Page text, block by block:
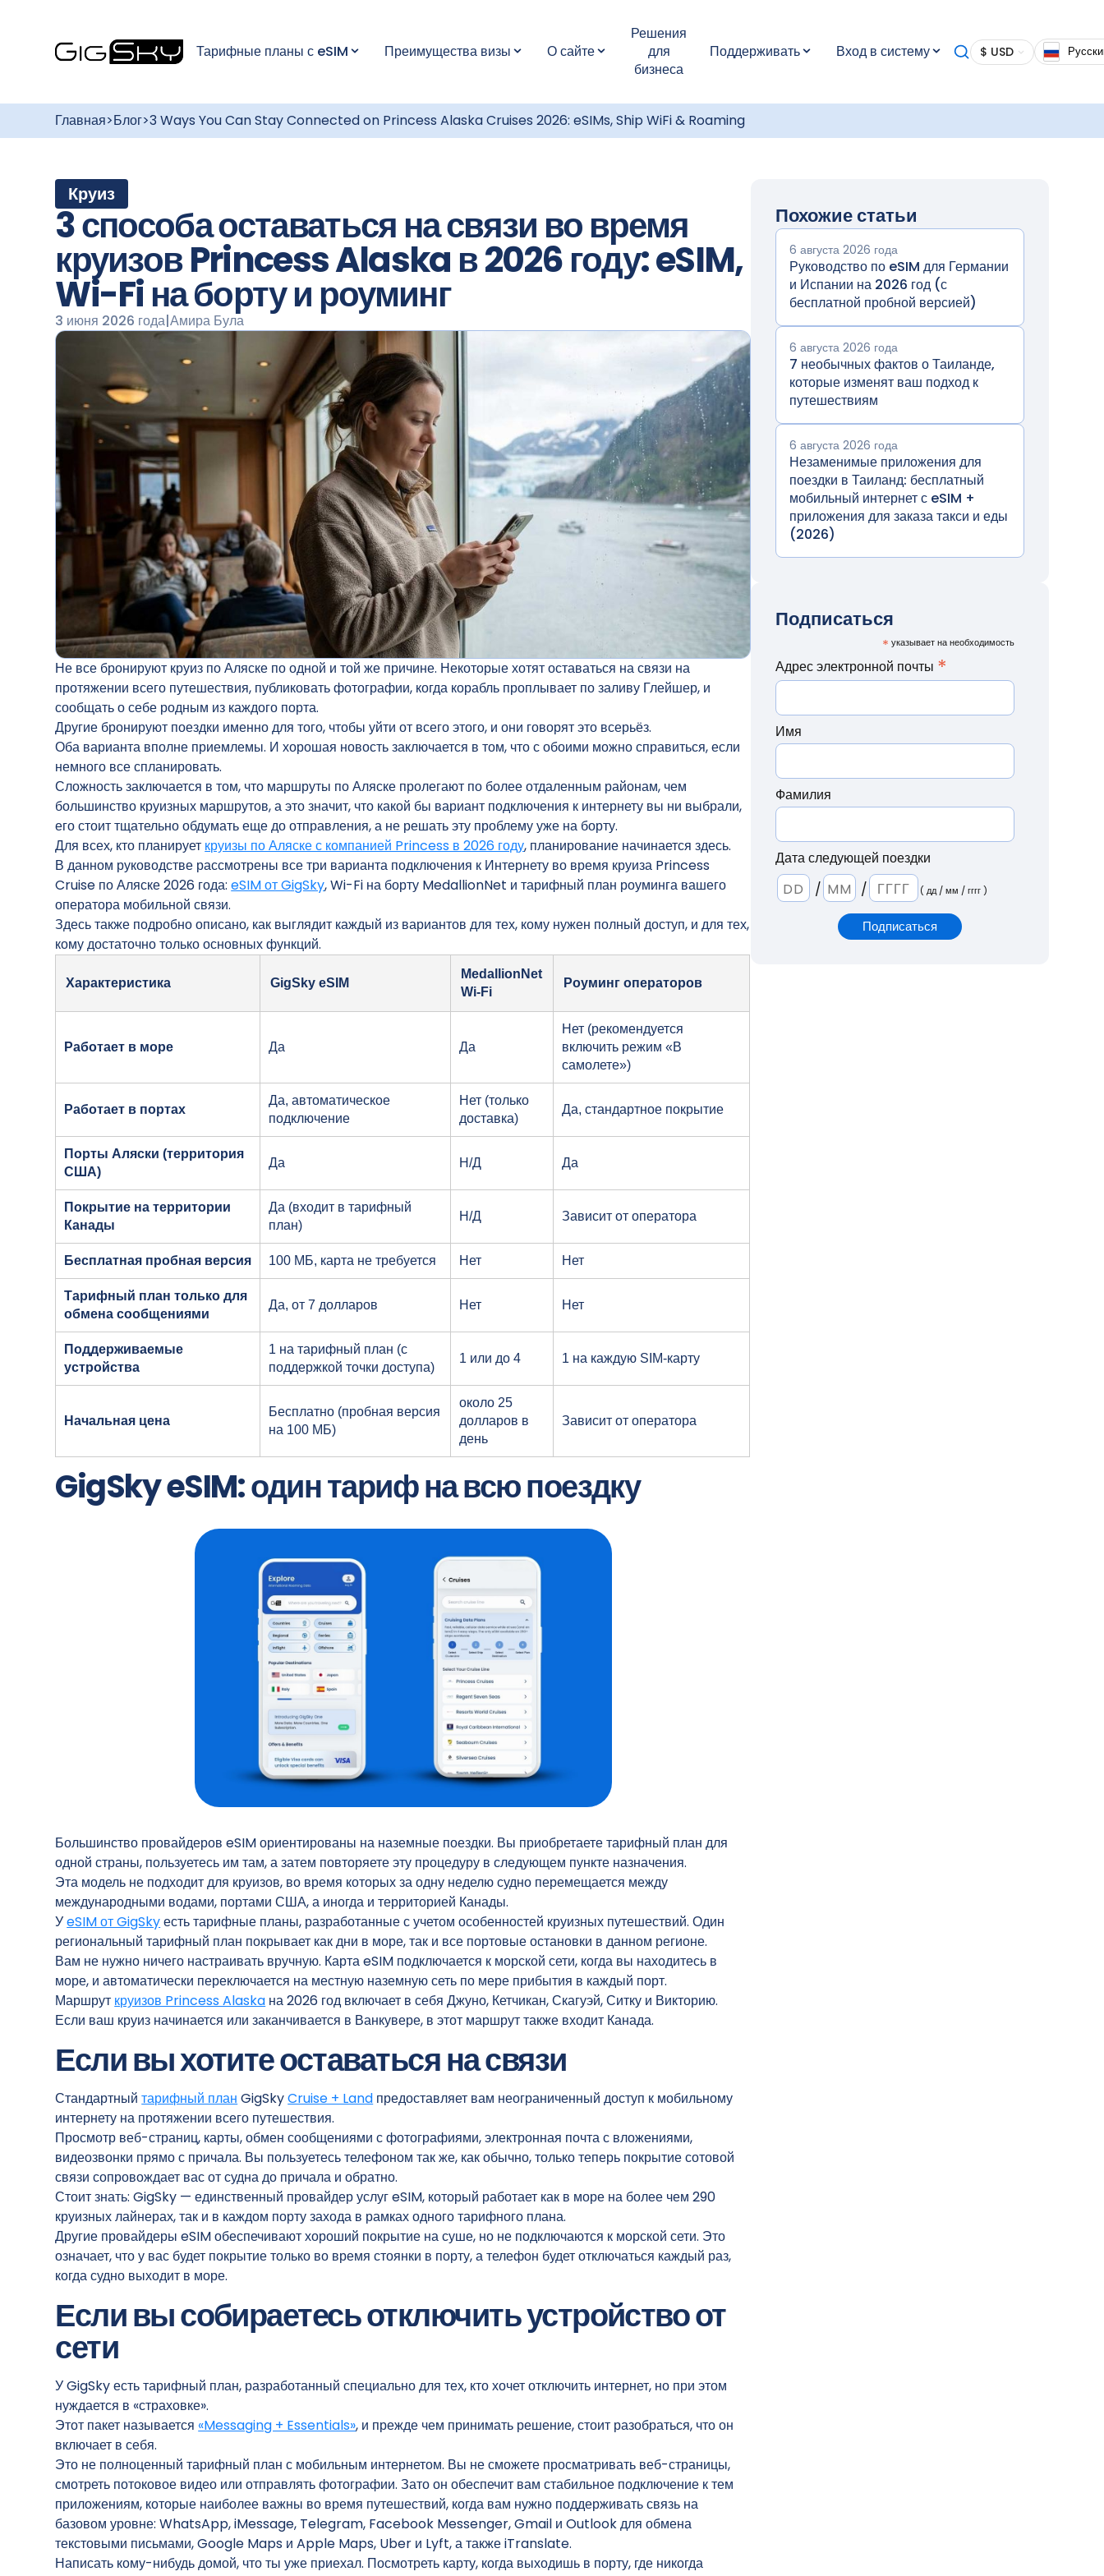
Тарифные планы с eSIM Преимущества визы О сайте
Решения
для
бизнеса
Поддерживать Вход в систему $ USD
Главная>Блог>3 Ways You Can Stay Connected on Princess Alaska Cruises 2026: eSIMs, Ship WiFi & Roaming
Круиз
3 способа оставаться на связи во время
круизов Princess Alaska в 2026 году: eSIM,
Wi-Fi на борту и роуминг
3 июня 2026 года|Амира Була
Не все бронируют круиз по Аляске по одной и той же причине. Некоторые хотят оставаться на связи на
протяжении всего путешествия, публиковать фотографии, когда корабль проплывает по заливу Глейшер, и
сообщать о себе родным из каждого порта.
Другие бронируют поездки именно для того, чтобы уйти от всего этого, и они говорят это всерьёз.
Оба варианта вполне приемлемы. И хорошая новость заключается в том, что с обоими можно справиться, если
немного все спланировать.
Сложность заключается в том, что маршруты по Аляске пролегают по более отдаленным районам, чем
большинство круизных маршрутов, а это значит, что какой бы вариант подключения к интернету вы ни выбрали,
его стоит тщательно обдумать еще до отправления, а не решать эту проблему уже на борту.
Для всех, кто планирует круизы по Аляске с компанией Princess в 2026 году, планирование начинается здесь.
В данном руководстве рассмотрены все три варианта подключения к Интернету во время круиза Princess
Cruise по Аляске 2026 года:eSIM от GigSky, Wi-Fi на борту MedallionNet и тарифный план роуминга вашего
оператора мобильной связи.
Здесь также подробно описано, как выглядит каждый из вариантов для тех, кому нужен полный доступ, и для тех,
кому достаточно только основных функций.
Характеристика GigSky eSIM
MedallionNet
Wi-Fi
Роуминг операторов
Работает в море Да Да
Нет (рекомендуется
включить режим «В
самолете»)
Работает в портах
Да, автоматическое
подключение
Нет (только
доставка)
Да, стандартное покрытие
Порты Аляски (территория
США)
Да Н/Д Да
Покрытие на территории
Канады
Да (входит в тарифный
план)
Н/Д Зависит от оператора
Бесплатная пробная версия 100 МБ, карта не требуется Нет Нет
Тарифный план только для
обмена сообщениями
Да, от 7 долларов Нет Нет
Поддерживаемые
устройства
1 на тарифный план (с
поддержкой точки доступа)
1 или до 4 1 на каждую SIM-карту
Начальная цена
Бесплатно (пробная версия
на 100 МБ)
около 25
долларов в
день
Зависит от оператора
GigSky eSIM: один тариф на всю поездку
Большинство провайдеров eSIM ориентированы на наземные поездки. Вы приобретаете тарифный план для
одной страны, пользуетесь им там, а затем повторяете эту процедуру в следующем пункте назначения.
Эта модель не подходит для круизов, во время которых за одну неделю судно перемещается между
международными водами, портами США, а иногда и территорией Канады.
УeSIM от GigSkyесть тарифные планы, разработанные с учетом особенностей круизных путешествий. Один
региональный тарифный план покрывает как дни в море, так и все портовые остановки в данном регионе.
Вам не нужно ничего настраивать вручную. Карта eSIM подключается к морской сети, когда вы находитесь в
море, и автоматически переключается на местную наземную сеть по мере прибытия в каждый порт.
Маршрут круизов Princess Alaska на 2026 год включает в себя Джуно, Кетчикан, Скагуэй, Ситку и Викторию.
Если ваш круиз начинается или заканчивается в Ванкувере, в этот маршрут также входит Канада.
Если вы хотите оставаться на связи
Стандартныйтарифный план GigSkyCruise + Land предоставляет вам неограниченный доступ к мобильному
интернету на протяжении всего путешествия.
Просмотр веб-страниц, карты, обмен сообщениями с фотографиями, электронная почта с вложениями,
видеозвонки прямо с причала. Вы пользуетесь телефоном так же, как обычно, только теперь покрытие сотовой
связи сопровождает вас от судна до причала и обратно.
Стоит знать: GigSky — единственный провайдер услуг eSIM, который работает как в море на более чем 290
круизных лайнерах, так и в каждом порту захода в рамках одного тарифного плана.
Другие провайдеры eSIM обеспечивают хороший покрытие на суше, но не подключаются к морской сети. Это
означает, что у вас будет покрытие только во время стоянки в порту, а телефон будет отключаться каждый раз,
когда судно выходит в море.
Если вы собираетесь отключить устройство от
сети
У GigSky есть тарифный план, разработанный специально для тех, кто хочет отключить интернет, но при этом
нуждается в «страховке».
Этот пакет называется «Messaging + Essentials», и прежде чем принимать решение, стоит разобраться, что он
включает в себя.
Это не полноценный тарифный план с мобильным интернетом. Вы не сможете просматривать веб-страницы,
смотреть потоковое видео или отправлять фотографии. Зато он обеспечит вам стабильное подключение к тем
приложениям, которые наиболее важны во время путешествий, когда вам нужно поддерживать связь на
базовом уровне: WhatsApp, iMessage, Telegram, Facebook Messenger, Gmail и Outlook для обмена
текстовыми письмами, Google Maps и Apple Maps, Uber и Lyft, а также iTranslate.
Написать кому-нибудь домой, что ты уже приехал. Посмотреть карту, когда выходишь в порту, где никогда
Похожие статьи
6 августа 2026 года
Руководство по eSIM для Германии
и Испании на 2026 год (с
бесплатной пробной версией)
6 августа 2026 года
7 необычных фактов о Таиланде,
которые изменят ваш подход к
путешествиям
6 августа 2026 года
Незаменимые приложения для
поездки в Таиланд: бесплатный
мобильный интернет с eSIM +
приложения для заказа такси и еды
(2026)
Подписаться
* указывает на необходимость
Адрес электронной почты *
Имя
Фамилия
Дата следующей поездки
/
/ ( дд / мм / гггг )